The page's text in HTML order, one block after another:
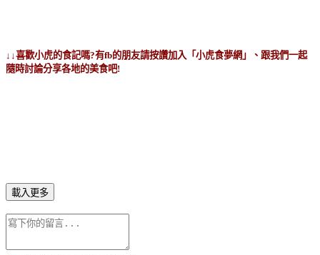
↓↓喜歡小虎的食記嗎?有fb的朋友請按讚加入「小虎食夢網」、跟我們一起
隨時討論分享各地的美食吧!
載入更多